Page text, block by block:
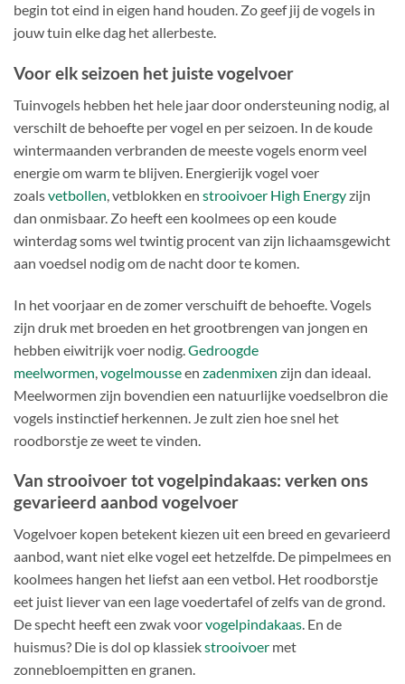
begin tot eind in eigen hand houden. Zo geef jij de vogels in
jouw tuin elke dag het allerbeste.
Voor elk seizoen het juiste vogelvoer
Tuinvogels hebben het hele jaar door ondersteuning nodig, al
verschilt de behoefte per vogel en per seizoen. In de koude
wintermaanden verbranden de meeste vogels enorm veel
energie om warm te blijven. Energierijk vogel voer
zoalsvetbollen, vetblokken en strooivoer High Energyzijn
dan onmisbaar. Zo heeft een koolmees op een koude
winterdag soms wel twintig procent van zijn lichaamsgewicht
aan voedsel nodig om de nacht door te komen.
In het voorjaar en de zomer verschuift de behoefte. Vogels
zijn druk met broeden en het grootbrengen van jongen en
hebben eiwitrijk voer nodig. Gedroogde
meelwormen vogelmousseen zadenmixen zijn dan ideaal.
Meelwormen zijn bovendien een natuurlijke voedselbron die
vogels instinctief herkennen. Je zult zien hoe snel het
roodborstje ze weet te vinden.
Van strooivoer tot vogelpindakaas: verken ons
gevarieerd aanbod vogelvoer
Vogelvoer kopen betekent kiezen uit een breed en gevarieerd
aanbod, want niet elke vogel eet hetzelfde. De pimpelmees en
koolmees hangen het liefst aan een vetbol. Het roodborstje
eet juist liever van een lage voedertafel of zelfs van de grond.
De specht heeft een zwak voorvogelpindakaas. En de
huismus? Die is dol op klassiekstrooivoer met
zonnebloempitten en granen.